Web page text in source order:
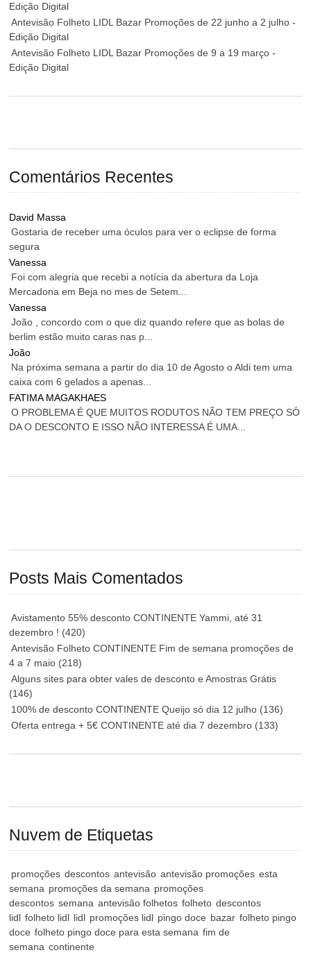
Edição Digital
Antevisão Folheto LIDL Bazar Promoções de 22 junho a 2 julho -
Edição Digital
Antevisão Folheto LIDL Bazar Promoções de 9 a 19 março -
Edição Digital
Comentários Recentes
David Massa
Gostaria de receber uma óculos para ver o eclipse de forma
segura
Vanessa
Foi com alegria que recebi a notícia da abertura da Loja
Mercadona em Beja no mes de Setem...
Vanessa
João , concordo com o que diz quando refere que as bolas de
berlim estão muito caras nas p...
João
Na próxima semana a partir do dia 10 de Agosto o Aldi tem uma
caixa com 6 gelados a apenas...
FATIMA MAGAKHAES
O PROBLEMA É QUE MUITOS RODUTOS NÃO TEM PREÇO SÓ
DA O DESCONTO E ISSO NÃO INTERESSA É UMA...
Posts Mais Comentados
Avistamento 55% desconto CONTINENTE Yammi, até 31
dezembro ! (420)
Antevisão Folheto CONTINENTE Fim de semana promoções de
4 a 7 maio (218)
Alguns sites para obter vales de desconto e Amostras Grátis
(146)
100% de desconto CONTINENTE Queijo só dia 12 julho (136)
Oferta entrega + 5€ CONTINENTE até dia 7 dezembro (133)
Nuvem de Etiquetas
promoções descontos antevisão antevisão promoções esta
semana promoções da semana promoções
descontos semana antevisão folhetos folheto descontos
lidl folheto lidl lidl promoções lidl pingo doce bazar folheto pingo
doce folheto pingo doce para esta semana fim de
semana continente